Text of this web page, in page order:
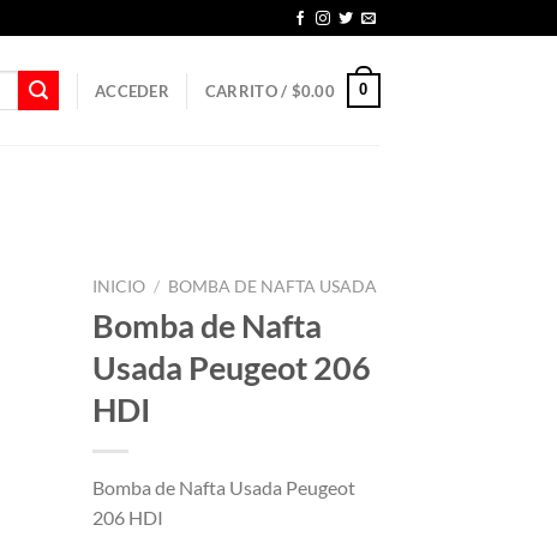
ACCEDER CARRITO / $0.00 0
INICIO / BOMBA DE NAFTA USADA
Bomba de Nafta
Usada Peugeot 206
HDI
Bomba de Nafta Usada Peugeot
206 HDI